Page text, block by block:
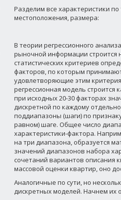
Разделим все характеристики
местоположения, размера:
В теории регрессионного
рыночной информации строится
статистических критериев
факторов, по которым
удовлетворяющие этим
регрессионная модель
при исходных 20-30 факторах
дискретной по каждому
поддиапазоны (шаги) по
равном) шаге. Общее число
характеристики-фактора.
на три диапазона, образуется
значений диапазонов набора
сочетаний вариантов описания
массовой оценки квартир, оно
Аналогичные по сути, но
дискретных моделей. Начнем их